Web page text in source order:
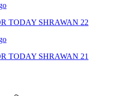
TODAY SHRAWAN 22
TODAY SHRAWAN 21